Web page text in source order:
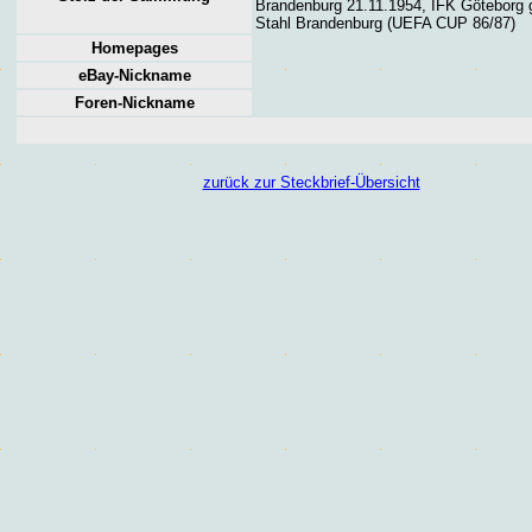
Brandenburg 21.11.1954, IFK Göteborg
Stahl Brandenburg (UEFA CUP 86/87)
Homepages
eBay-Nickname
Foren-Nickname
zurück zur Steckbrief-Übersicht